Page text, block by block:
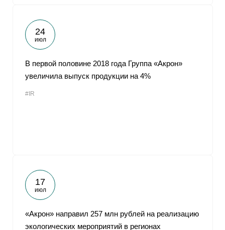
24
июл
В первой половине 2018 года Группа «Акрон»
увеличила выпуск продукции на 4%
#IR
17
июл
«Акрон» направил 257 млн рублей на реализацию
экологических мероприятий в регионах